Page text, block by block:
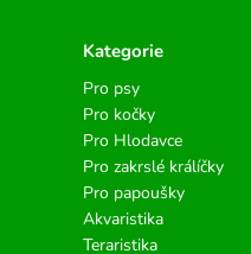
Kategorie
Pro psy
Pro kočky
Pro Hlodavce
Pro zakrslé králíčky
Pro papoušky
Akvaristika
Teraristika